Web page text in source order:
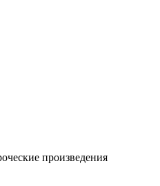
произведения